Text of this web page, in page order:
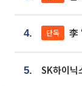
4. 단독 李 ‘
5.